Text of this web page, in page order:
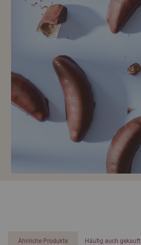
Ähnliche Produkte Häufig auch gekauft